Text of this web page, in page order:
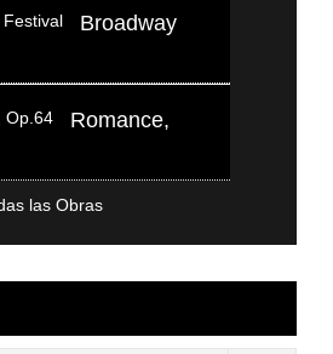
Broadway
Romance,
las Obras